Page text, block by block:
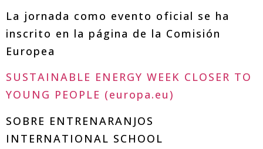
La jornada como evento oficial se ha
inscrito en la página de la Comisión
Europea
SUSTAINABLE ENERGY WEEK CLOSER TO
YOUNG PEOPLE (europa.eu)
SOBRE ENTRENARANJOS
INTERNATIONAL SCHOOL